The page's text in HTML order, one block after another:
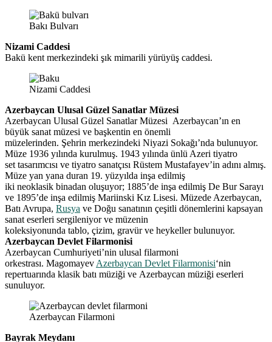
Bakı Bulvarı
Nizami Caddesi
Bakü kent merkezindeki şık mimarili yürüyüş caddesi.
Nizami Caddesi
Azerbaycan Ulusal Güzel Sanatlar Müzesi
Azerbaycan Ulusal Güzel Sanatlar Müzesi Azerbaycan’ın en
büyük sanat müzesi ve başkentin en önemli
müzelerinden. Şehrin merkezindeki Niyazi Sokağı’nda bulunuyor.
Müze 1936 yılında kurulmuş. 1943 yılında ünlü Azeri tiyatro
set tasarımcısı ve tiyatro sanatçısı Rüstem Mustafayev’in adını almış.
Müze yan yana duran 19. yüzyılda inşa edilmiş
iki neoklasik binadan oluşuyor; 1885’de inşa edilmiş De Bur Sarayı
ve 1895’de inşa edilmiş Mariinski Kız Lisesi. Müzede Azerbaycan,
Batı Avrupa, Rusya ve Doğu sanatının çeşitli dönemlerini kapsayan
sanat eserleri sergileniyor ve müzenin
koleksiyonunda tablo, çizim, gravür ve heykeller bulunuyor.
Azerbaycan Devlet Filarmonisi
Azerbaycan Cumhuriyeti’nin ulusal filarmoni
orkestrası. Magomayev Azerbaycan Devlet Filarmonisi‘nin
repertuarında klasik batı müziği ve Azerbaycan müziği eserleri
sunuluyor.
Azerbaycan Filarmoni
Bayrak Meydanı